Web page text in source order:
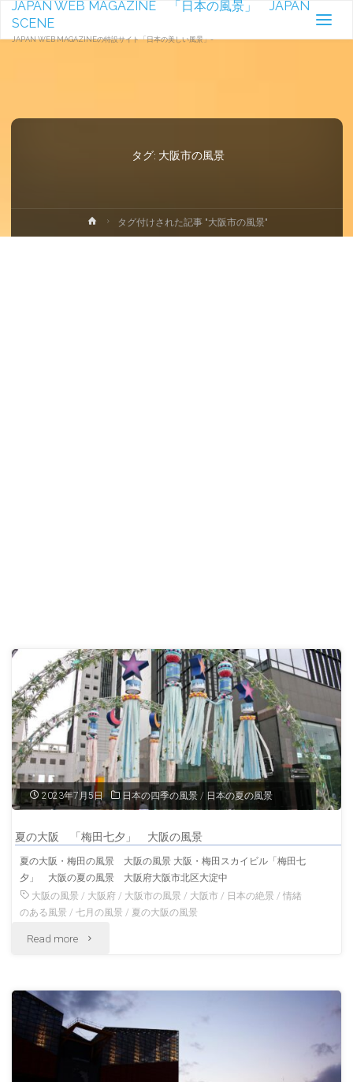
JAPAN WEB MAGAZINE 「日本の風景」 JAPAN
SCENE
JAPAN WEB MAGAZINEの特設サイト「日本の美しい風景」-
タグ: 大阪市の風景
ホ
ー
タグ付けされた記事 "大阪市の風景"
2023年7月5日 日本の四季の風景 / 日本の夏の風景
夏の大阪 「梅田七夕」 大阪の風景
夏の大阪・梅田の風景 大阪の風景 大阪・梅田スカイビル「梅田七
夕」 大阪の夏の風景 大阪府大阪市北区大淀中
大阪の風景 / 大阪府 / 大阪市の風景 / 大阪市 / 日本の絶景 /情緒
のある風景 /七月の風景 / 夏の大阪の風景
Read more "夏
阪